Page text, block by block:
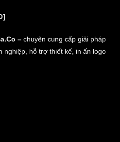
– chuyên cung cấp giải pháp
nghiệp, hỗ trợ thiết kế, in ấn logo